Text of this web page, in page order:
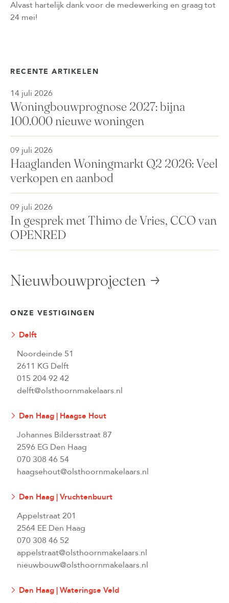
Alvast hartelijk dank voor de medewerking en graag tot
24 mei!
RECENTE ARTIKELEN
14 juli 2026
Woningbouwprognose 2027: bijna
100.000 nieuwe woningen
09 juli 2026
Haaglanden Woningmarkt Q2 2026: Veel
verkopen en aanbod
09 juli 2026
In gesprek met Thimo de Vries, CCO van
OPENRED
Nieuwbouwprojecten
ONZE VESTIGINGEN
Delft
Noordeinde 51
2611 KG Delft
015 204 92 42
delft@olsthoornmakelaars.nl
Den Haag | Haagse Hout
Johannes Bildersstraat 87
2596 EG Den Haag
070 308 46 54
haagsehout@olsthoornmakelaars.nl
Den Haag | Vruchtenbuurt
Appelstraat 201
2564 EE Den Haag
070 308 46 52
appelstraat@olsthoornmakelaars.nl
nieuwbouw@olsthoornmakelaars.nl
Den Haag | Wateringse Veld